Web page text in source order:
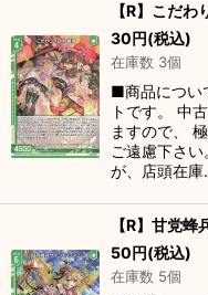
【R】こだ
30円(税込)
在庫数 3個
■商品につい
トです。 中
ますので、
ご遠慮下さ
が、店頭在
【R】甘党
50円(税込)
在庫数 5個